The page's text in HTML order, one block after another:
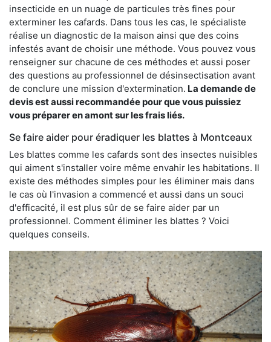
insecticide en un nuage de particules très fines pour
exterminer les cafards. Dans tous les cas, le spécialiste
réalise un diagnostic de la maison ainsi que des coins
infestés avant de choisir une méthode. Vous pouvez vous
renseigner sur chacune de ces méthodes et aussi poser
des questions au professionnel de désinsectisation avant
de conclure une mission d'extermination. La demande de
devis est aussi recommandée pour que vous puissiez
vous préparer en amont sur les frais liés.
Se faire aider pour éradiquer les blattes à Montceaux
Les blattes comme les cafards sont des insectes nuisibles
qui aiment s'installer voire même envahir les habitations. Il
existe des méthodes simples pour les éliminer mais dans
le cas où l'invasion a commencé et aussi dans un souci
d'efficacité, il est plus sûr de se faire aider par un
professionnel. Comment éliminer les blattes ? Voici
quelques conseils.